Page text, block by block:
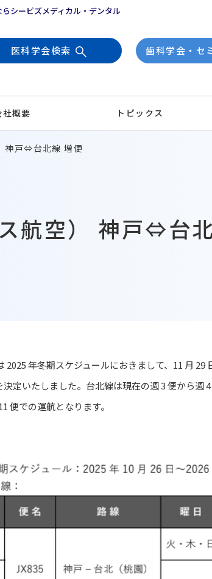
シービズメディカル・デンタル
医科学会検索 歯科学会・セ
社概要 トピックス
神戸⇔台北線 増便
航空） 神戸⇔台
2025 年冬期スケジュールにおきまして、11 月 29
定いたしました。台北線は現在の週 3 便から週
便での運航となります。